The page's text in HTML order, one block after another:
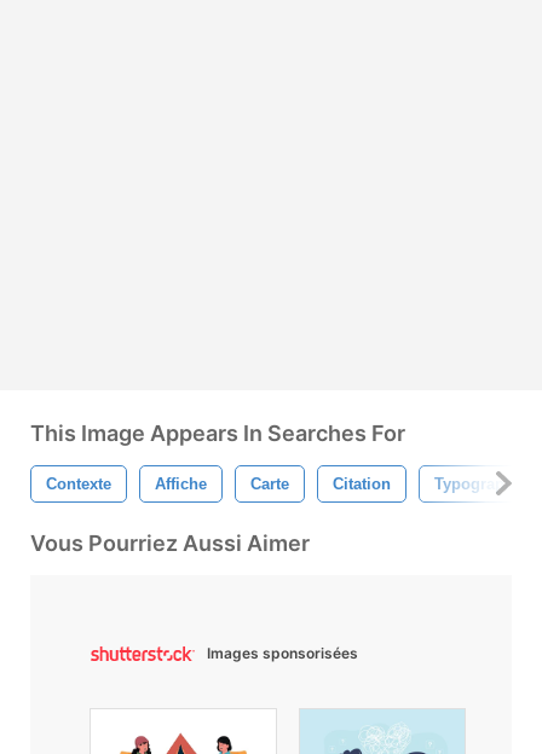
This Image Appears In Searches For
Contexte Affiche Carte Citation Typographie
Vous Pourriez Aussi Aimer
Images sponsorisées